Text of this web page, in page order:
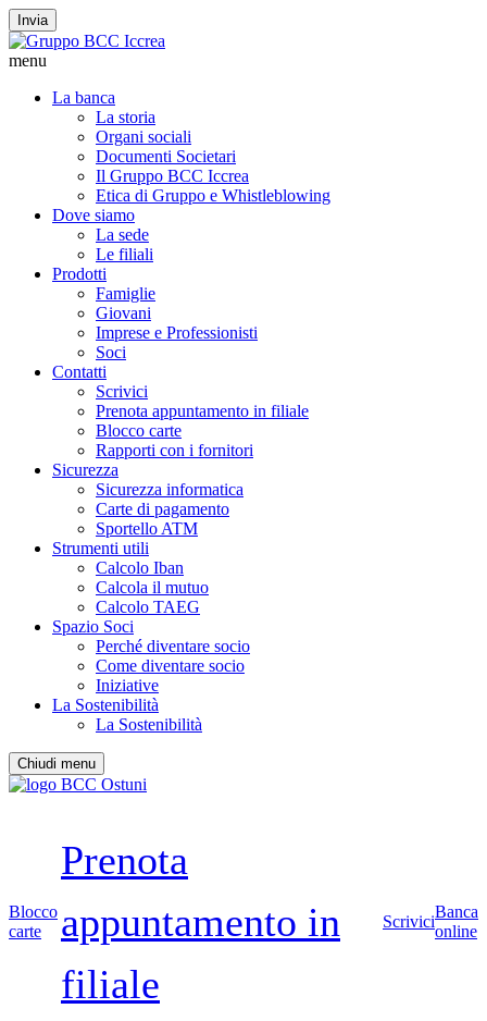
Invia
menu
La banca
La storia
Organi sociali
Documenti Societari
Il Gruppo BCC Iccrea
Etica di Gruppo e Whistleblowing
Dove siamo
La sede
Le filiali
Prodotti
Famiglie
Giovani
Imprese e Professionisti
Soci
Contatti
Scrivici
Prenota appuntamento in filiale
Blocco carte
Rapporti con i fornitori
Sicurezza
Sicurezza informatica
Carte di pagamento
Sportello ATM
Strumenti utili
Calcolo Iban
Calcola il mutuo
Calcolo TAEG
Spazio Soci
Perché diventare socio
Come diventare socio
Iniziative
La Sostenibilità
La Sostenibilità
Chiudi menu
Blocco
carte
Prenota
appuntamento in
filiale
Scrivici
Banca
online